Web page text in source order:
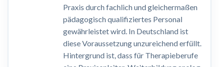
Praxis durch fachlich und gleichermaßen
pädagogisch qualifiziertes Personal
gewährleistet wird. In Deutschland ist
diese Voraussetzung unzureichend erfüllt.
Hintergrund ist, dass für Therapieberufe